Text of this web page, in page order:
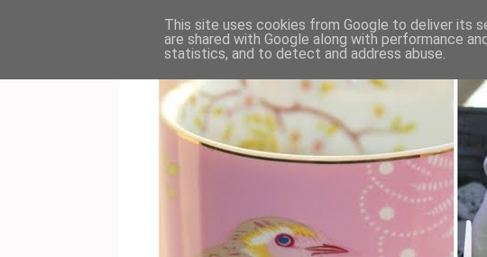
This site uses cookies from Google to deliver its
are shared with Google along with performance
statistics, and to detect and address abuse.